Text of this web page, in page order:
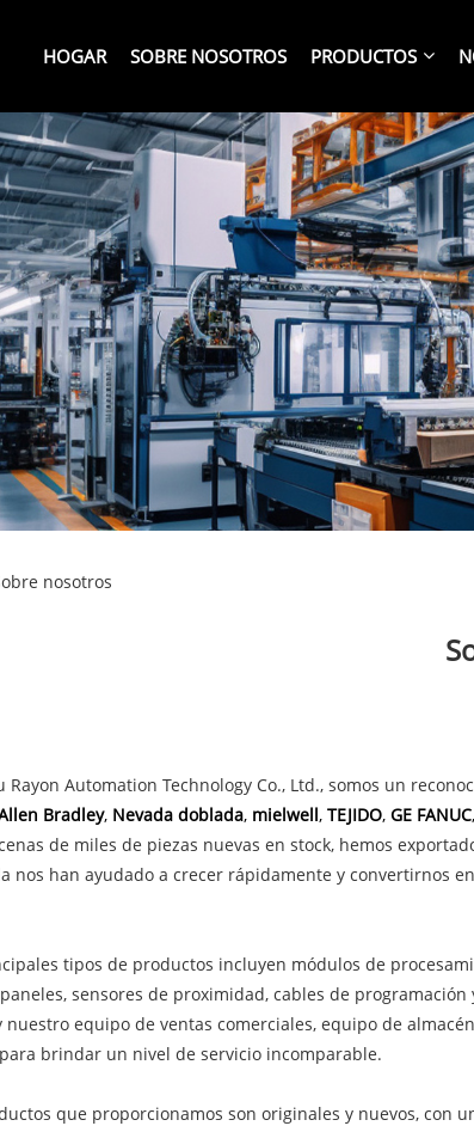
HOGAR SOBRE NOSOTROS PRODUCTOS
nosotros
Rayon Automation Technology Co., Ltd., somos un
Bradley, Nevada doblada, mielwell, TEJIDO, GE FANUC,
de miles de piezas nuevas en stock, hemos
nos han ayudado a crecer rápidamente y convertirnos
tipos de productos incluyen módulos de
paneles, sensores de proximidad, cables de
nuestro equipo de ventas comerciales, equipo de
brindar un nivel de servicio incomparable.
que proporcionamos son originales y nuevos, con